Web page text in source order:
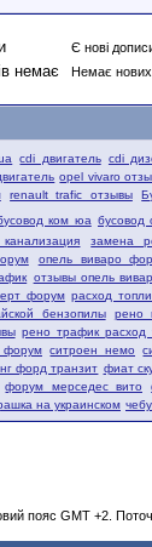
Є нові
Немає нових
cdi двигатель cdi
opel vivaro
renault trafic отзывы
ком юа бусовод
замена
опель виваро
отзывы опель
форум расход
бензопилы
рено
рено трафик расход
форум ситроен немо
форд транзит фиат
форум мерседес вито
на украинском
пояс GMT +2.